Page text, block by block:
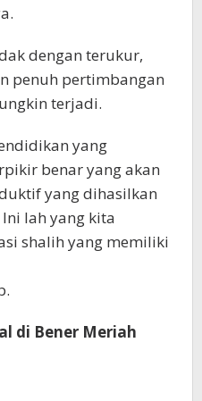
dengan terukur,
penuh pertimbangan
terjadi.
yang
benar yang akan
yang dihasilkan
lah yang kita
shalih yang memiliki
di Bener Meriah